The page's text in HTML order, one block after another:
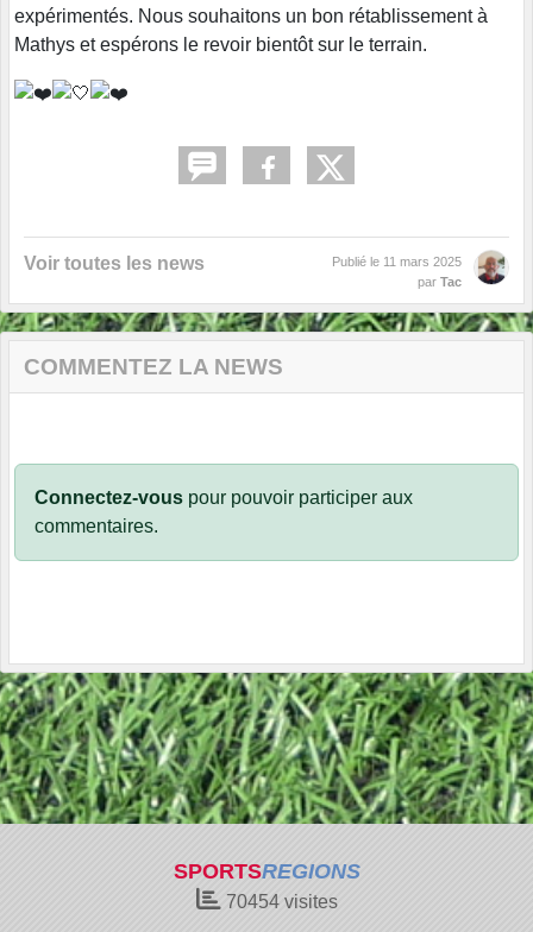
expérimentés. Nous souhaitons un bon rétablissement à
Mathys et espérons le revoir bientôt sur le terrain.
Voir toutes les news Publié le 11 mars 2025
par Tac
COMMENTEZ LA NEWS
Connectez-vous pour pouvoir participer aux
commentaires.
SPORTSREGIONS
70454visites